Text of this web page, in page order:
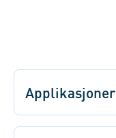
Applikasjoner